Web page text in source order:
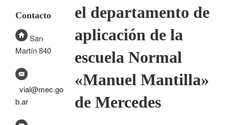
el departamento de
aplicación de la
escuela Normal
«Manuel Mantilla»
de Mercedes
Contacto
San
Martín 840
vial@mec.go
b.ar